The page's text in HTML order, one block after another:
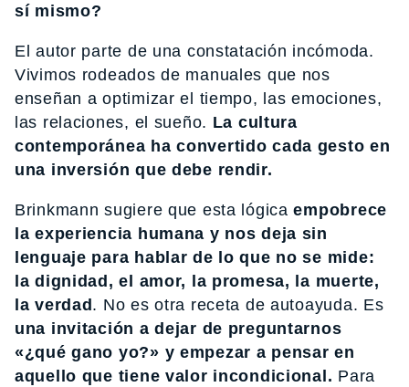
sí mismo?
El autor parte de una constatación incómoda.
Vivimos rodeados de manuales que nos
enseñan a optimizar el tiempo, las emociones,
las relaciones, el sueño. La cultura
contemporánea ha convertido cada gesto en
una inversión que debe rendir.
Brinkmann sugiere que esta lógicaempobrece
la experiencia humana y nos deja sin
lenguaje para hablar de lo que no se mide:
la dignidad, el amor, la promesa, la muerte,
la verdad . No es otra receta de autoayuda. Es
una invitación a dejar de preguntarnos
«¿qué gano yo?» y empezar a pensar en
aquello que tiene valor incondicional. Para